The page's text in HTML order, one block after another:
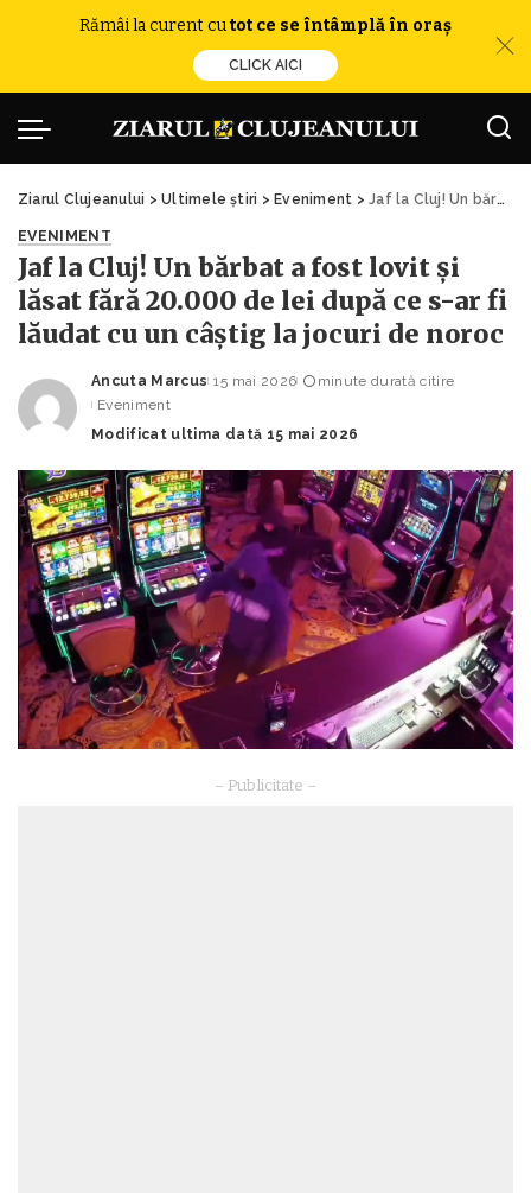
Rămâi la curent cutot ce se întâmplă în oraș
CLICK AICI
Ziarul Clujeanului >Ultimele știri > Eveniment >Jaf la Cluj! Un bărbat a fost lovit și lăsat fără 20.000 de lei după ce s-ar fi lăudat cu un câștig la jocuri de noroc
EVENIMENT
Jaf la Cluj! Un bărbat a fost lovit și
lăsat fără 20.000 de lei după ce s-ar fi
lăudat cu un câștig la jocuri de noroc
Posted
by
Ancuta Marcus 15 mai 2026
minute durată citire
Eveniment
Modificat ultima dată 15 mai 2026
– Publicitate –